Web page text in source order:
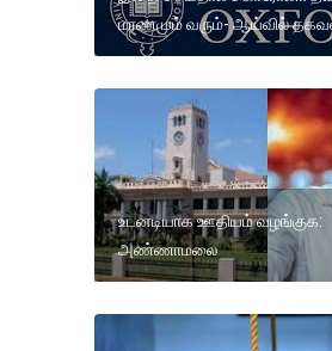
மரணமும் வரும்- ஆய்வில்
உடனடியாக ஊதியம் வழங்குக:
அண்ணாமலை